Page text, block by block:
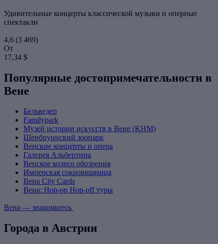
Удивительные концерты классической музыки и оперные
спектакли
4,6 (3 469)
От
17,34 $
Популярные достопримечательности в
Вене
Бельведер
Familypark
Музей истории искусств в Вене (KHM)
Шенбруннский зоопарк
Венские концерты и опера
Галерея Альбертина
Венское колесо обозрения
Имперская сокровищница
Вена City Cards
Вена: Hop-on Hop-off туры
Вена — знакомьтесь
Города в Австрии